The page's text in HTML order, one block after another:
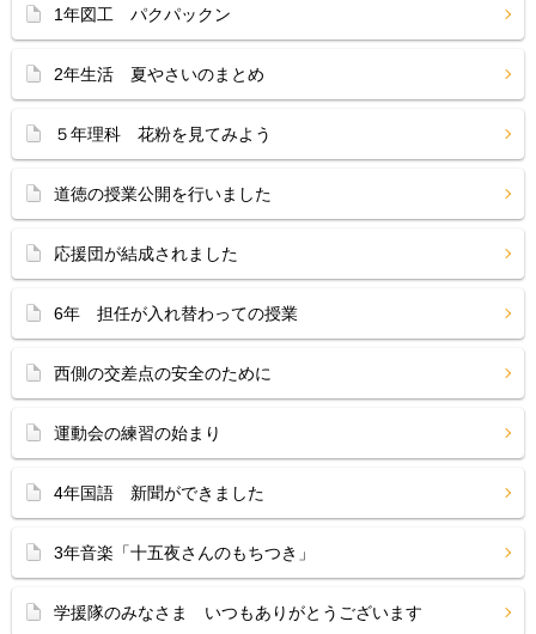
1年図工 パクパックン
2年生活 夏やさいのまとめ
５年理科 花粉を見てみよう
道徳の授業公開を行いました
応援団が結成されました
6年 担任が入れ替わっての授業
西側の交差点の安全のために
運動会の練習の始まり
4年国語 新聞ができました
3年音楽「十五夜さんのもちつき」
学援隊のみなさま いつもありがとうございます